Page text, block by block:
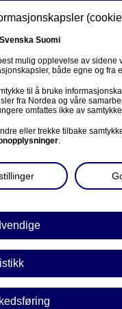
Om oss
Svenska Suomi
mulig opplevelse av
både egne og fra
til å bruke
fra Nordea og våre
omfattes ikke av
eller trekke tilbake
.